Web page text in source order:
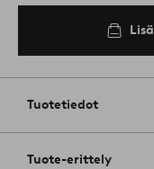
Tuotetiedot
Tuote-erittely